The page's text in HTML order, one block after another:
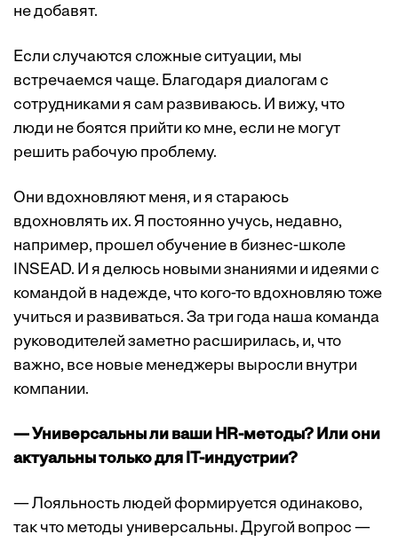
не добавят.
Если случаются сложные ситуации, мы
встречаемся чаще. Благодаря диалогам с
сотрудниками я сам развиваюсь. И вижу, что
люди не боятся прийти ко мне, если не могут
решить рабочую проблему.
Они вдохновляют меня, и я стараюсь
вдохновлять их. Я постоянно учусь, недавно,
например, прошел обучение в бизнес-школе
INSEAD. И я делюсь новыми знаниями и идеями с
командой в надежде, что кого-то вдохновляю тоже
учиться и развиваться. За три года наша команда
руководителей заметно расширилась, и, что
важно, все новые менеджеры выросли внутри
компании.
— Универсальны ли ваши HR-методы? Или они
актуальны только для IT-индустрии?
— Лояльность людей формируется одинаково,
так что методы универсальны. Другой вопрос —